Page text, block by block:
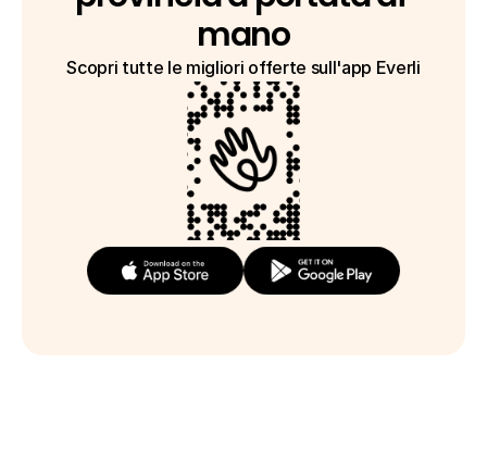
mano
Scopri tutte le migliori offerte sull'app Everli